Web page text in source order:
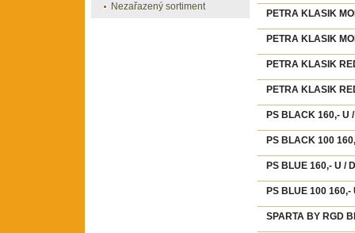
Nezařazený sortiment
PETRA KLASIK
PETRA KLASIK
PETRA KLASIK
PETRA KLASIK
PS BLACK 160,- U
PS BLACK 100
PS BLUE 160,- U /
PS BLUE 100 160,-
SPARTA BY RGD